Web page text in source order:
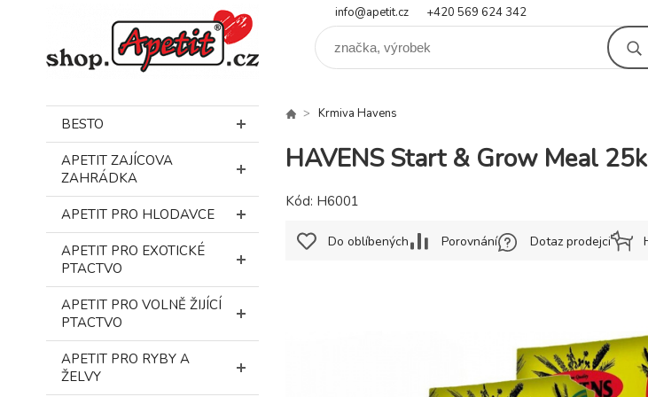
info@apetit.cz +420 569 624 342
BESTO
APETIT ZAJÍCOVA
ZAHRÁDKA
APETIT PRO HLODAVCE
APETIT PRO EXOTICKÉ
PTACTVO
APETIT PRO VOLNĚ ŽIJÍCÍ
PTACTVO
APETIT PRO RYBY A
ŽELVY
Krmiva Havens
HAVENS Start & Grow Meal
Kód: H6001
Do oblíbených Porovnání Dotaz prodejci